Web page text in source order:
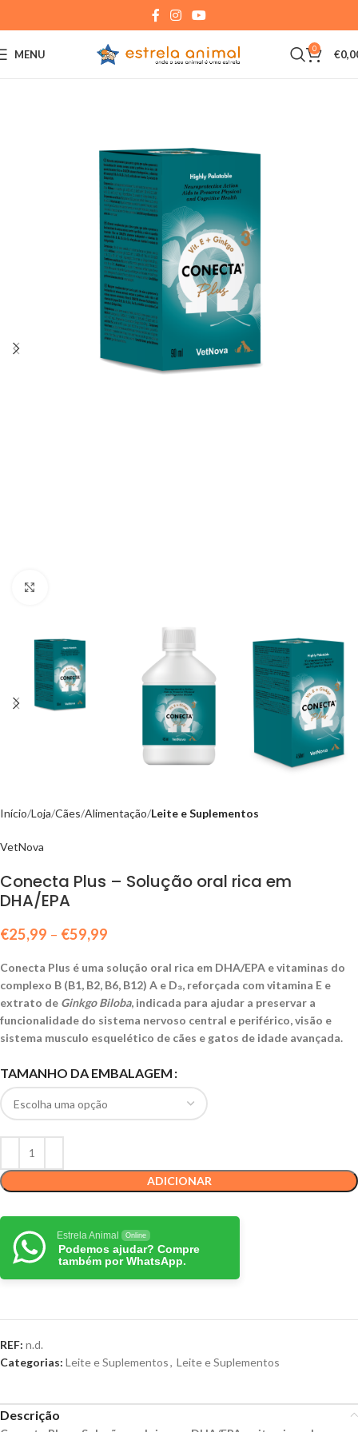
MENU 0 €
Início Loja Cães Alimentação Leite e Suplementos
VetNova
Conecta Plus – Solução oral rica em
DHA/EPA
€25,99 – €59,99
Conecta Plus é uma solução oral rica em DHA/EPA e vitaminas do
complexo B (B1, B2, B6, B12) A e D₃, reforçada com vitamina E e
extrato de Ginkgo Biloba, indicada para ajudar a preservar a
funcionalidade do sistema nervoso central e periférico, visão e
sistema musculo esquelético de cães e gatos de idade avançada.
TAMANHO DA EMBALAGEM
ADICIONAR
Estrela Animal Online
Podemos ajudar? Compre
também por WhatsApp.
REF: n.d.
Categorias: Leite e Suplementos, Leite e Suplementos
Descrição